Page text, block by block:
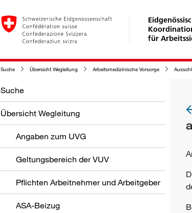
für
Suche Übersicht Wegleitung Arbeitsmedizinische Vorsorge Ausschluss
Suche
Übersicht Wegleitung
Angaben zum UVG
Geltungsbereich der VUV
Pflichten Arbeitnehmer und Arbeitgeber
ASA-Beizug